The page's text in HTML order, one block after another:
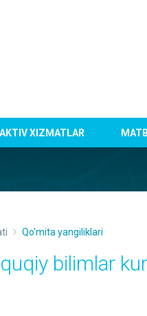
XIZMATLAR
Qo'mita yangiliklari
bilimlar